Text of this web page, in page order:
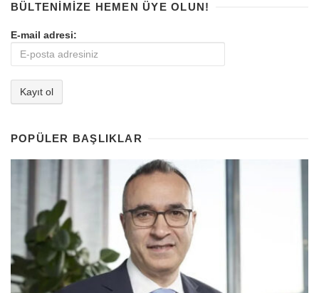
BÜLTENIMIZE HEMEN ÜYE OLUN!
E-mail adresi:
POPÜLER BAŞLIKLAR